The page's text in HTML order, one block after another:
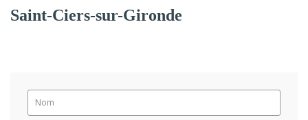
Saint-Ciers-sur-Gironde